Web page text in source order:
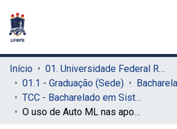
Início
01. Universidade Federal Rural de Pernambuco - UFRPE (Sede)
01.1 - Graduação (Sede)
TCC - Bacharelado em Sistemas da Informação (Sede)
O uso de Auto ML nas apostas esportivas